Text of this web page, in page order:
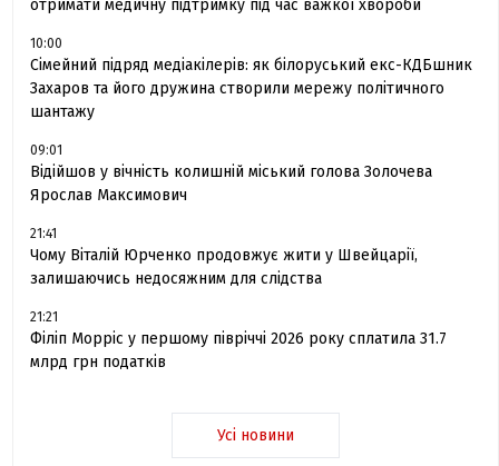
отримати медичну підтримку під час важкої хвороби
10:00
Сімейний підряд медіакілерів: як білоруський екс-КДБшник
Захаров та його дружина створили мережу політичного
шантажу
09:01
Відійшов у вічність колишній міський голова Золочева
Ярослав Максимович
21:41
Чому Віталій Юрченко продовжує жити у Швейцарії,
залишаючись недосяжним для слідства
21:21
Філіп Морріс у першому півріччі 2026 року сплатила 31.7
млрд грн податків
Усі новини